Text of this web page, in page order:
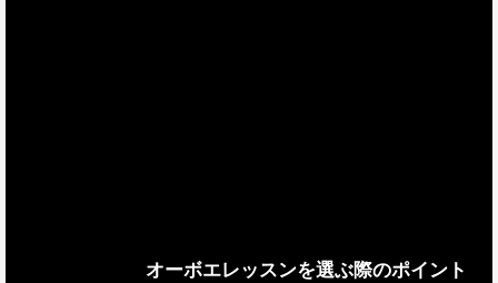
オーボエレッスンを選ぶ際のポイント